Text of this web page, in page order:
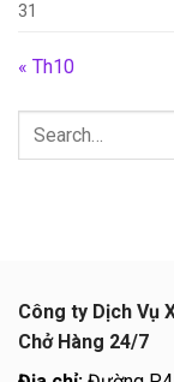
31
« Th10
Công ty Dịch Vụ
Chở Hàng 24/7